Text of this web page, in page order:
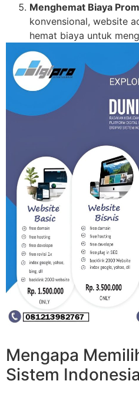
Menghemat Biaya
konvensional, website
hemat biaya untuk
Mengapa
Sistem